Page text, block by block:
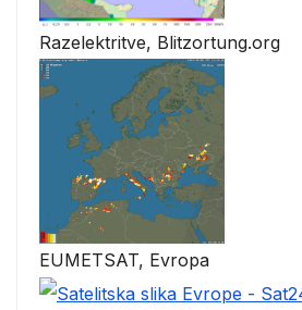
Razelektritve, Blitzortung.org
EUMETSAT, Evropa